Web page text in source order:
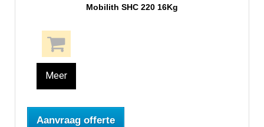
Mobilith SHC 220 16Kg
Meer
Aanvraag offerte